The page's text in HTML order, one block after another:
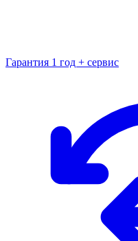
Гарантия 1 год + сервис